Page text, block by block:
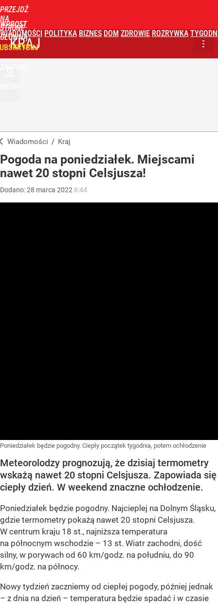
PRZEJDŹ
NA
STRONĘ
GŁÓWNĄ
WPROST
WIADOMOŚCI POLITYKA BIZNES DOM ZDROWIE ROZRYWKA
KRAJ
Wiadomości / Kraj
Pogoda na poniedziałek. Miejscami
nawet 20 stopni Celsjusza!
Dodano:28 marca 2022 6:44
Poniedziałek będzie pogodny. Ciepły początek tygodnia, potem ochłodzenie
Meteorolodzy prognozują, że dzisiaj termometry
wskażą nawet 20 stopni Celsjusza. Zapowiada się
ciepły dzień. W weekend znaczne ochłodzenie.
Poniedziałek będzie pogodny. Najcieplej na Dolnym Śląsku,
gdzie termometry pokażą nawet 20 stopni Celsjusza.
W centrum kraju 18 st., najniższa temperatura
na północnym wschodzie – 13 st. Wiatr zachodni, dość
silny, w porywach od 60 km/godz. na południu, do 90
km/godz. na północy.
Nowy tydzień zaczniemy od ciepłej pogody, później jednak
– z dnia na dzień – temperatura będzie spadać i w czasie